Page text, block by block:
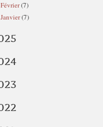
Février(7)
Janvier(7)